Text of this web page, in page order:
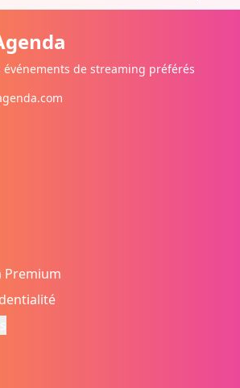
événements de streaming préférés
Premium